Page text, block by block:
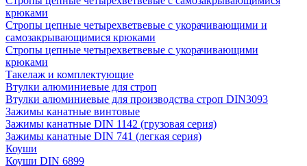
крюками
Стропы цепные четырехветвевые с укорачивающими и
самозакрывающимися крюками
Стропы цепные четырехветвевые с укорачивающими
крюками
Такелаж и комплектующие
Втулки алюминиевые для строп
Втулки алюминиевые для производства строп DIN3093
Зажимы канатные винтовые
Зажимы канатные DIN 1142 (грузовая серия)
Зажимы канатные DIN 741 (легкая серия)
Коуши
Коуши DIN 6899